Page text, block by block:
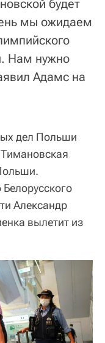
будет
мы ожидаем
Нам нужно
Адамс на
дел Польши
Александр
вылетит из